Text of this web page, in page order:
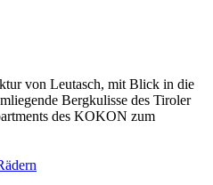
von Leutasch, mit Blick in die
Bergkulisse des Tiroler
des KOKON zum